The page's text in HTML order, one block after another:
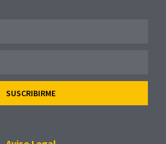
SUSCRIBIRME